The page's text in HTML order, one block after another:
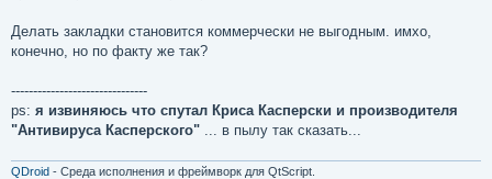
Делать закладки становится коммерчески не выгодным. имхо,
конечно, но по факту же так?
-------------------------------
ps: я извиняюсь что спутал Криса Касперски и производителя
"Антивируса Касперского" ... в пылу так сказать...
QDroid - Среда исполнения и фреймворк для QtScript.